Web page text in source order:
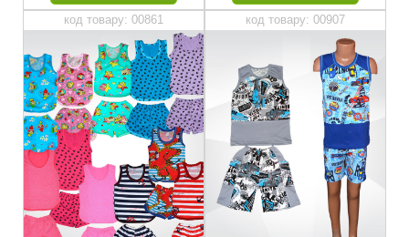
код товару: 00861 код товару: 00907